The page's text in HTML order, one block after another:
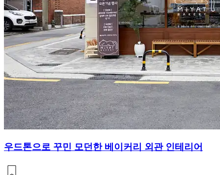
우드톤으로 꾸민 모던한 베이커리 외관 인테리어